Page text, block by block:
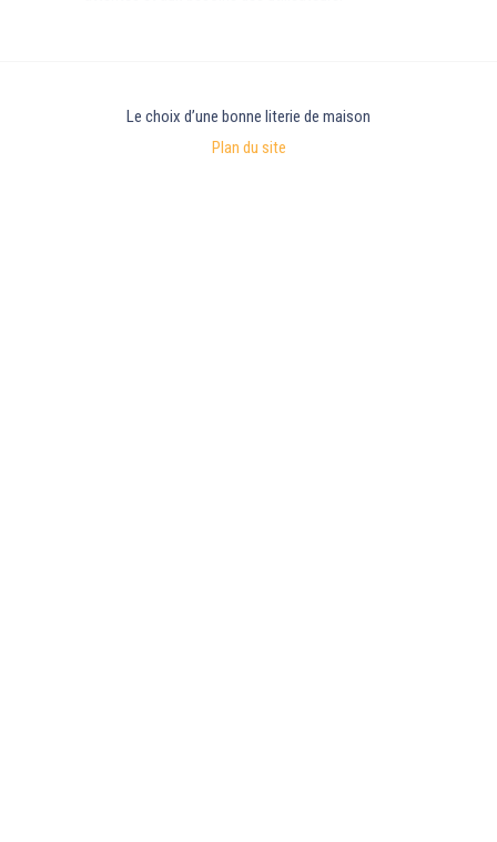
Le choix d’une bonne literie de maison
Plan du site